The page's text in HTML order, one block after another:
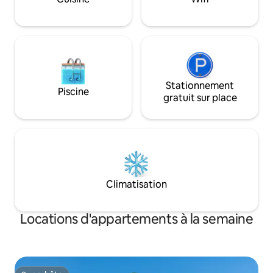
permitido realizar fiestas ni eventos. -
debe al hecho de que las ventanas de los
dormitorios de nuestro edificio dan a la
terraza del alojamiento y un tono
elevado puede causar molestias a los
interior del alojamiento.
Costa Blanca
Piscine
Stationnement
gratuit sur place
Climatisation
Locations d'appartements à la semaine